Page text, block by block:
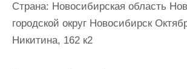
Страна: Новосибирская область
городской округ Новосибирск
Никитина, 162 к2